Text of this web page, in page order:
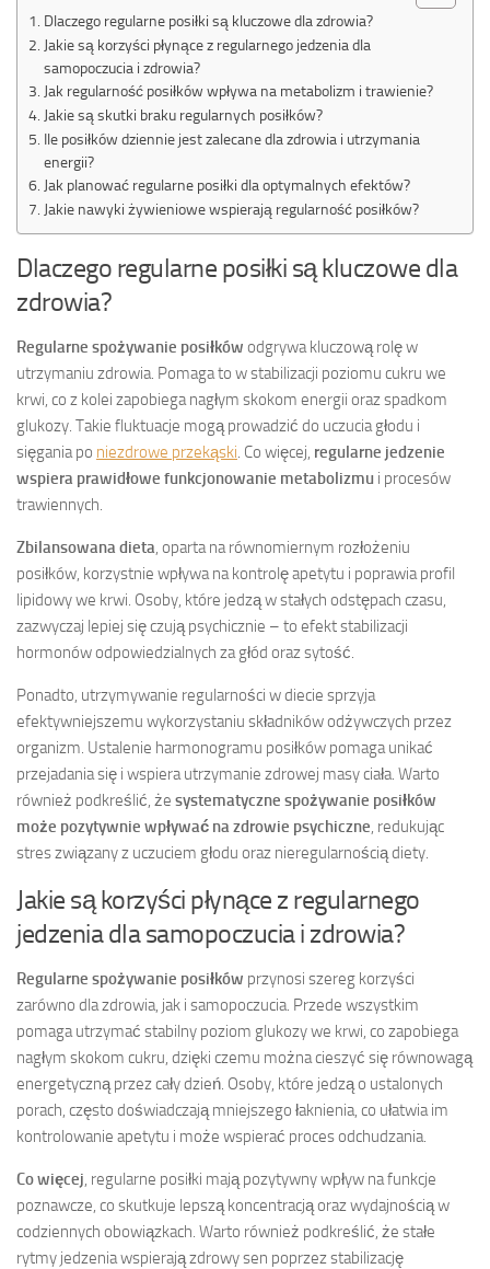
Dlaczego regularne posiłki są kluczowe dla zdrowia?
Jakie są korzyści płynące z regularnego jedzenia dla
samopoczucia i zdrowia?
Jak regularność posiłków wpływa na metabolizm i trawienie?
Jakie są skutki braku regularnych posiłków?
Ile posiłków dziennie jest zalecane dla zdrowia i utrzymania
energii?
Jak planować regularne posiłki dla optymalnych efektów?
Jakie nawyki żywieniowe wspierają regularność posiłków?
Dlaczego regularne posiłki są kluczowe dla
zdrowia?
Regularne spożywanie posiłków odgrywa kluczową rolę w
utrzymaniu zdrowia. Pomaga to w stabilizacji poziomu cukru we
krwi, co z kolei zapobiega nagłym skokom energii oraz spadkom
glukozy. Takie fluktuacje mogą prowadzić do uczucia głodu i
sięgania po niezdrowe przekąski . Co więcej, regularne jedzenie
wspiera prawidłowe funkcjonowanie metabolizmu i procesów
trawiennych.
Zbilansowana dieta , oparta na równomiernym rozłożeniu
posiłków, korzystnie wpływa na kontrolę apetytu i poprawia profil
lipidowy we krwi. Osoby, które jedzą w stałych odstępach czasu,
zazwyczaj lepiej się czują psychicznie – to efekt stabilizacji
hormonów odpowiedzialnych za głód oraz sytość.
Ponadto, utrzymywanie regularności w diecie sprzyja
efektywniejszemu wykorzystaniu składników odżywczych przez
organizm. Ustalenie harmonogramu posiłków pomaga unikać
przejadania się i wspiera utrzymanie zdrowej masy ciała. Warto
również podkreślić, że systematyczne spożywanie posiłków
może pozytywnie wpływać na zdrowie psychiczne , redukując
stres związany z uczuciem głodu oraz nieregularnością diety.
Jakie są korzyści płynące z regularnego
jedzenia dla samopoczucia i zdrowia?
Regularne spożywanie posiłków przynosi szereg korzyści
zarówno dla zdrowia, jak i samopoczucia. Przede wszystkim
pomaga utrzymać stabilny poziom glukozy we krwi, co zapobiega
nagłym skokom cukru, dzięki czemu można cieszyć się równowagą
energetyczną przez cały dzień. Osoby, które jedzą o ustalonych
porach, często doświadczają mniejszego łaknienia, co ułatwia im
kontrolowanie apetytu i może wspierać proces odchudzania.
Co więcej , regularne posiłki mają pozytywny wpływ na funkcje
poznawcze, co skutkuje lepszą koncentracją oraz wydajnością w
codziennych obowiązkach. Warto również podkreślić, że stałe
rytmy jedzenia wspierają zdrowy sen poprzez stabilizację